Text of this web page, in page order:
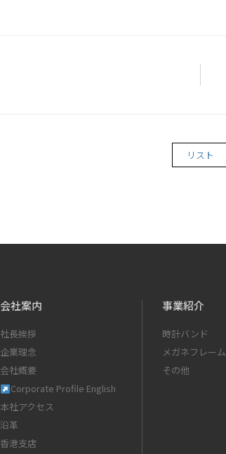
リスト
会社案内
社長挨拶
企業理念
会社概要
Corporate Profile English
本社アクセス
沿革
香港支店
事業紹介
時計バンド
メガネフレーム
その他